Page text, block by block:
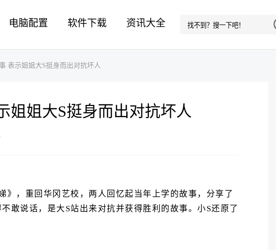
电脑配置 软件下载 资讯大全
表示姐姐大S挺身而出对抗坏人
姐姐大S挺身而出对抗坏人
》，重回华冈艺校，两人回忆起当年上学的故事，分享了
敢说话，是大S站出来对抗并获得胜利的故事。小S还原了